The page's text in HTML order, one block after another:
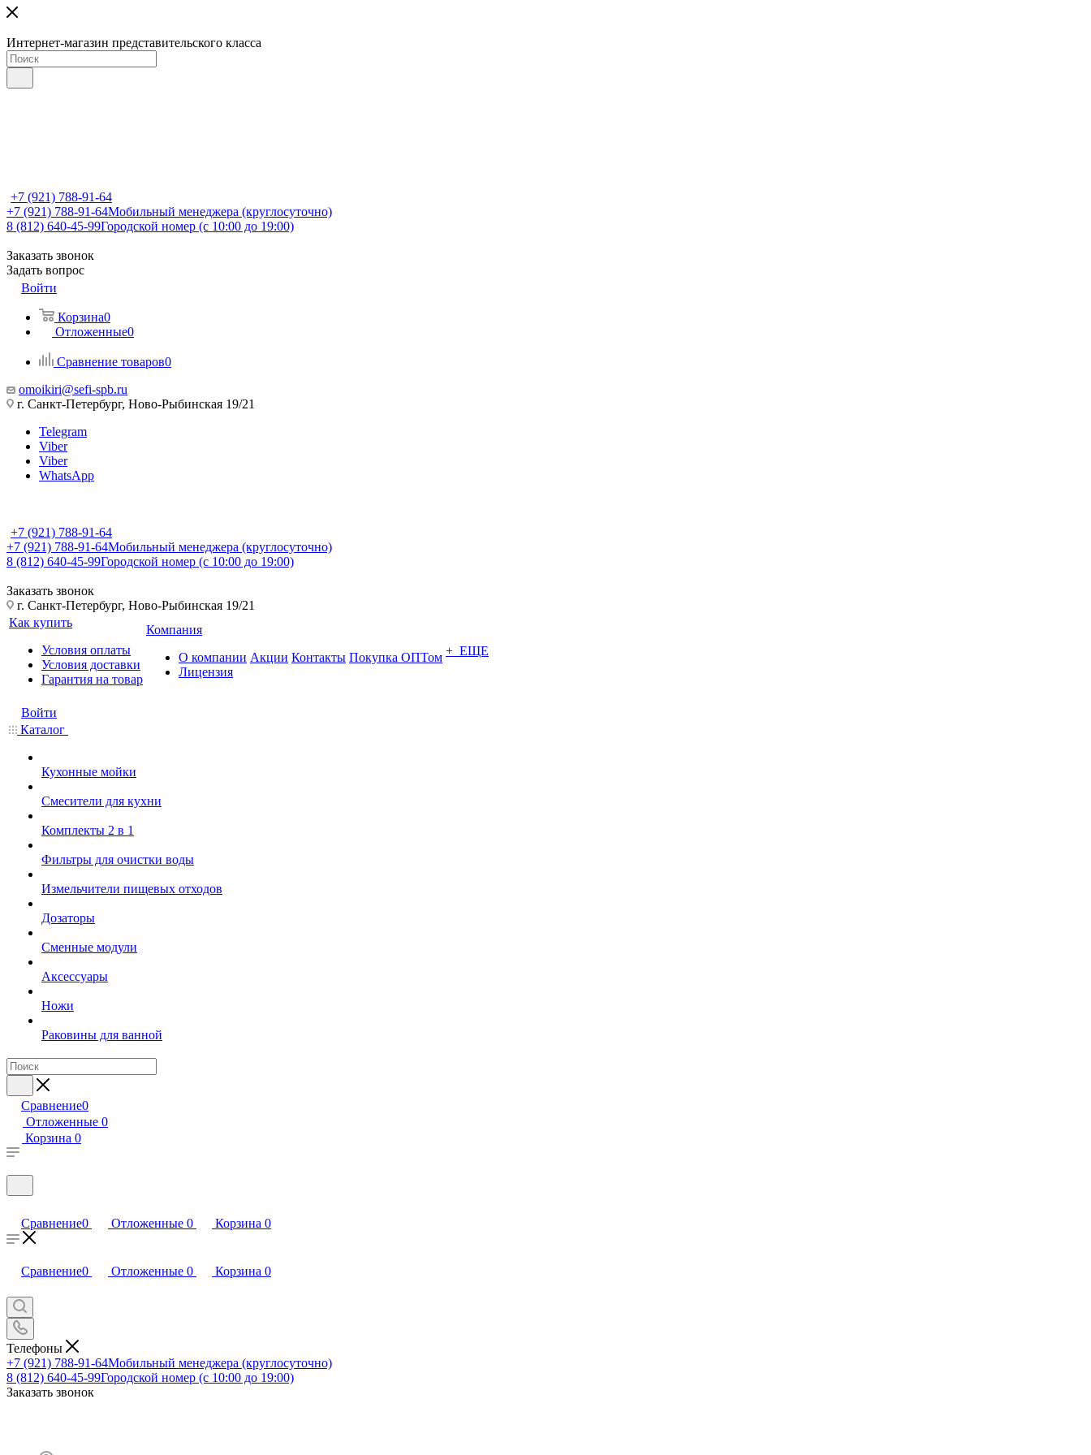
Интернет-магазин представительского класса
+7 (921) 788-91-64
+7 (921) 788-91-64Мобильный менеджера (круглосуточно)
8 (812) 640-45-99Городской номер (с 10:00 до 19:00)
Заказать звонок
Задать вопрос
Войти
Корзина0
Отложенные0
Сравнение товаров0
omoikiri@sefi-spb.ru
г. Санкт-Петербург, Ново-Рыбинская 19/21
Telegram
Viber
Viber
WhatsApp
+7 (921) 788-91-64
+7 (921) 788-91-64Мобильный менеджера (круглосуточно)
8 (812) 640-45-99Городской номер (с 10:00 до 19:00)
Заказать звонок
г. Санкт-Петербург, Ново-Рыбинская 19/21
Как купить
Условия оплаты
Условия доставки
Гарантия на товар
Компания
О компании
Лицензия
Акции Контакты Покупка ОПТом + ЕЩЕ
Войти
Каталог
Кухонные мойки
Смесители для кухни
Комплекты 2 в 1
Фильтры для очистки воды
Измельчители пищевых отходов
Дозаторы
Cменные модули
Аксессуары
Ножи
Раковины для ванной
Сравнение0
Отложенные 0
Корзина 0
Сравнение0 Отложенные 0 Корзина 0
Сравнение0 Отложенные 0 Корзина 0
Телефоны
+7 (921) 788-91-64Мобильный менеджера (круглосуточно)
8 (812) 640-45-99Городской номер (с 10:00 до 19:00)
Заказать звонок